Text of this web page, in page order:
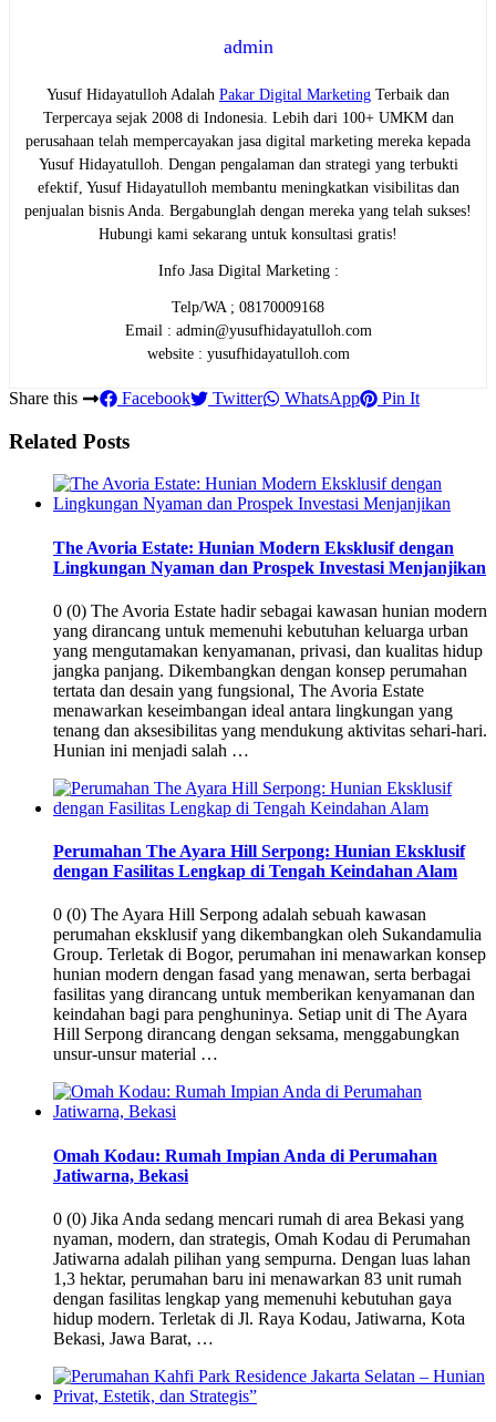
admin
Yusuf Hidayatulloh Adalah Pakar Digital Marketing Terbaik dan
Terpercaya sejak 2008 di Indonesia. Lebih dari 100+ UMKM dan
perusahaan telah mempercayakan jasa digital marketing mereka kepada
Yusuf Hidayatulloh. Dengan pengalaman dan strategi yang terbukti
efektif, Yusuf Hidayatulloh membantu meningkatkan visibilitas dan
penjualan bisnis Anda. Bergabunglah dengan mereka yang telah sukses!
Hubungi kami sekarang untuk konsultasi gratis!
Info Jasa Digital Marketing :
Telp/WA ; 08170009168
Email : admin@yusufhidayatulloh.com
website : yusufhidayatulloh.com
Share this Facebook Twitter WhatsApp Pin It
Related Posts
The Avoria Estate: Hunian Modern Eksklusif dengan
Lingkungan Nyaman dan Prospek Investasi Menjanjikan
0 (0) The Avoria Estate hadir sebagai kawasan hunian modern
yang dirancang untuk memenuhi kebutuhan keluarga urban
yang mengutamakan kenyamanan, privasi, dan kualitas hidup
jangka panjang. Dikembangkan dengan konsep perumahan
tertata dan desain yang fungsional, The Avoria Estate
menawarkan keseimbangan ideal antara lingkungan yang
tenang dan aksesibilitas yang mendukung aktivitas sehari-hari.
Hunian ini menjadi salah …
Perumahan The Ayara Hill Serpong: Hunian Eksklusif
dengan Fasilitas Lengkap di Tengah Keindahan Alam
0 (0) The Ayara Hill Serpong adalah sebuah kawasan
perumahan eksklusif yang dikembangkan oleh Sukandamulia
Group. Terletak di Bogor, perumahan ini menawarkan konsep
hunian modern dengan fasad yang menawan, serta berbagai
fasilitas yang dirancang untuk memberikan kenyamanan dan
keindahan bagi para penghuninya. Setiap unit di The Ayara
Hill Serpong dirancang dengan seksama, menggabungkan
unsur-unsur material …
Omah Kodau: Rumah Impian Anda di Perumahan
Jatiwarna, Bekasi
0 (0) Jika Anda sedang mencari rumah di area Bekasi yang
nyaman, modern, dan strategis, Omah Kodau di Perumahan
Jatiwarna adalah pilihan yang sempurna. Dengan luas lahan
1,3 hektar, perumahan baru ini menawarkan 83 unit rumah
dengan fasilitas lengkap yang memenuhi kebutuhan gaya
hidup modern. Terletak di Jl. Raya Kodau, Jatiwarna, Kota
Bekasi, Jawa Barat, …